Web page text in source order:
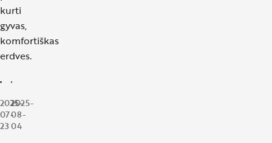
kurti
gyvas,
komfortiškas
erdves.
2025-
07-
23
2025-
08-
04